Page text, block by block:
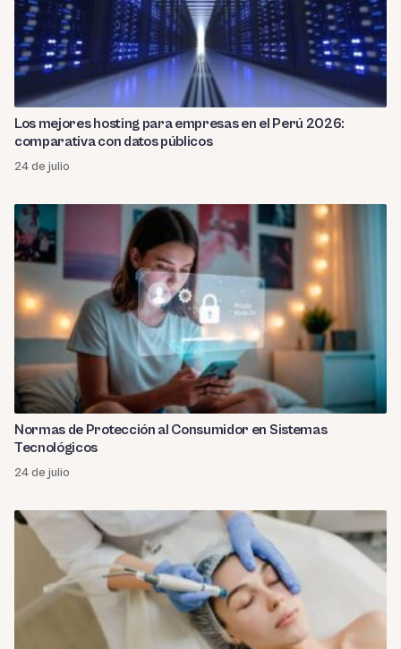
Los mejores hosting para empresas en el Perú 2026:
comparativa con datos públicos
24 de julio
Normas de Protección al Consumidor en Sistemas
Tecnológicos
24 de julio